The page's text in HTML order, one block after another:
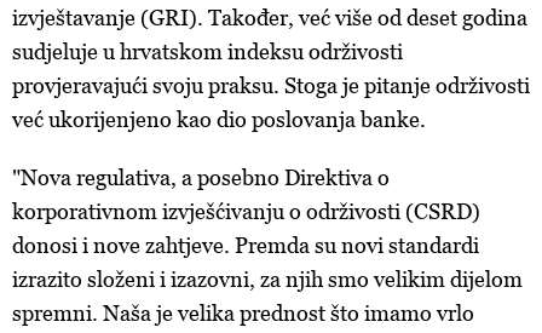
izvještavanje (GRI). Također, već više od deset godina
sudjeluje u hrvatskom indeksu održivosti
provjeravajući svoju praksu. Stoga je pitanje održivosti
već ukorijenjeno kao dio poslovanja banke.
"Nova regulativa, a posebno Direktiva o
korporativnom izvješćivanju o održivosti (CSRD)
donosi i nove zahtjeve. Premda su novi standardi
izrazito složeni i izazovni, za njih smo velikim dijelom
spremni. Naša je velika prednost što imamo vrlo